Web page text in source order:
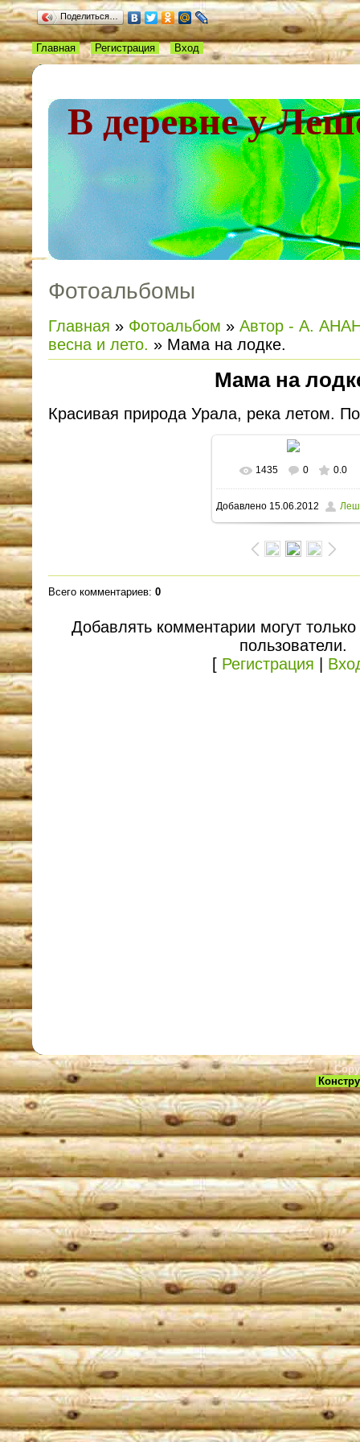
Поделиться…
В деревне у
Главная Регистрация Вход
Фотоальбомы
Главная » Фотоальбом » Автор - А.
весна и лето. » Мама на лодке.
Мама на
Красивая природа Урала, река летом.
В реальном размере
1600x1200/ 213.7Kb
1435 0 0.0
Добавлено15.06.2012
Всего комментариев: 0
Добавлять комментарии могут
пользователи.
[ Регистрация